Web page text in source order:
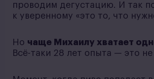
проводим дегустацию. И так
к уверенному «это то, что
Но чаще Михаилу хватает
Всё-таки 28 лет опыта — это